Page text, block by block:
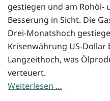
gestiegen und am Rohöl-
Besserung in Sicht. Die
Drei-Monatshoch
Krisenwährung US-
Langzeithoch, was
verteuert.
Weiterlesen …